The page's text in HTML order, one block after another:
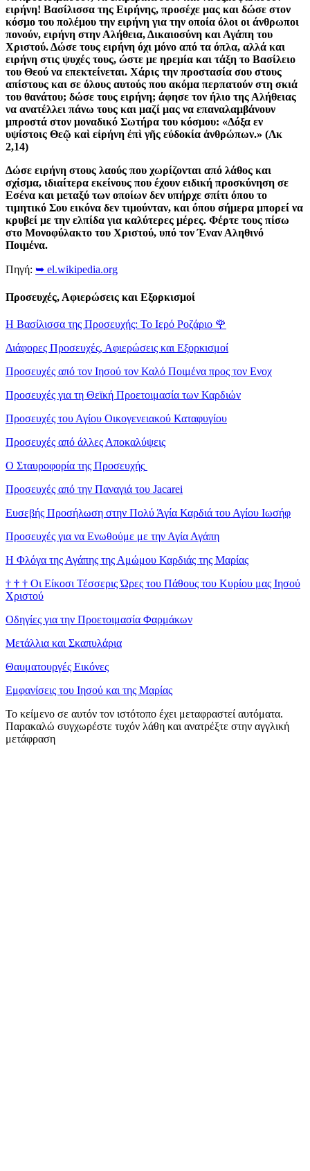
ειρήνη! Βασίλισσα της Ειρήνης, προσέχε μας και δώσε στον
κόσμο του πολέμου την ειρήνη για την οποία όλοι οι άνθρωποι
πονούν, ειρήνη στην Αλήθεια, Δικαιοσύνη και Αγάπη του
Χριστού. Δώσε τους ειρήνη όχι μόνο από τα όπλα, αλλά και
ειρήνη στις ψυχές τους, ώστε με ηρεμία και τάξη το Βασίλειο
του Θεού να επεκτείνεται. Χάρις την προστασία σου στους
απίστους και σε όλους αυτούς που ακόμα περπατούν στη σκιά
του θανάτου; δώσε τους ειρήνη; άφησε τον ήλιο της Αλήθειας
να ανατέλλει πάνω τους και μαζί μας να επαναλαμβάνουν
μπροστά στον μοναδικό Σωτήρα του κόσμου: «Δόξα εν
υψίστοις Θεῷ καὶ εἰρήνη ἐπὶ γῆς εὐδοκία ἀνθρώπων.» (Λκ
2,14)
Δώσε ειρήνη στους λαούς που χωρίζονται από λάθος και
σχίσμα, ιδιαίτερα εκείνους που έχουν ειδική προσκύνηση σε
Εσένα και μεταξύ των οποίων δεν υπήρχε σπίτι όπου το
τιμητικό Σου εικόνα δεν τιμούνταν, και όπου σήμερα μπορεί να
κρυβεί με την ελπίδα για καλύτερες μέρες. Φέρτε τους πίσω
στο Μονοφύλακτο του Χριστού, υπό τον Έναν Αληθινό
Ποιμένα.
Πηγή: ➥ el.wikipedia.org
Προσευχές, Αφιερώσεις και Εξορκισμοί
Η Βασίλισσα της Προσευχής: Το Ιερό Ροζάριο 🌹
Διάφορες Προσευχές, Αφιερώσεις και Εξορκισμοί
Προσευχές από τον Ιησού τον Καλό Ποιμένα προς τον Ενοχ
Προσευχές για τη Θεϊκή Προετοιμασία των Καρδιών
Προσευχές του Αγίου Οικογενειακού Καταφυγίου
Προσευχές από άλλες Αποκαλύψεις
Ο Σταυροφορία της Προσευχής
Προσευχές από την Παναγιά του Jacarei
Ευσεβής Προσήλωση στην Πολύ Άγία Καρδιά του Αγίου Ιωσήφ
Προσευχές για να Ενωθούμε με την Αγία Αγάπη
Η Φλόγα της Αγάπης της Αμώμου Καρδιάς της Μαρίας
† † † Οι Είκοσι Τέσσερις Ώρες του Πάθους του Κυρίου μας Ιησού
Χριστού
Οδηγίες για την Προετοιμασία Φαρμάκων
Μετάλλια και Σκαπυλάρια
Θαυματουργές Εικόνες
Εμφανίσεις του Ιησού και της Μαρίας
Το κείμενο σε αυτόν τον ιστότοπο έχει μεταφραστεί αυτόματα.
Παρακαλώ συγχωρέστε τυχόν λάθη και ανατρέξτε στην αγγλική
μετάφραση